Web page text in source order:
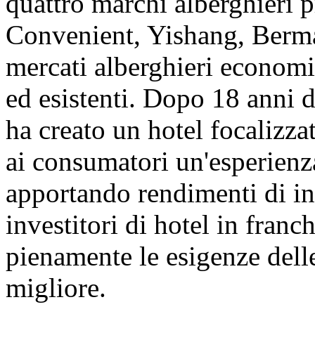
Convenient, Yishang,
mercati alberghieri
ed esistenti. Dopo 18 anni
ha creato un hotel
ai consumatori
apportando rendimenti di
investitori di hotel in
pienamente le esigenze
migliore.